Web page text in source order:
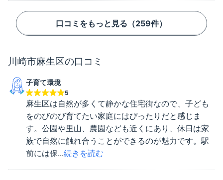
口コミをもっと見る（259件）
川崎市麻生区の口コミ
子育て環境
5
麻生区は自然が多くて静かな住宅街なので、子ども
をのびのび育てたい家庭にはぴったりだと感じま
す。公園や里山、農園なども近くにあり、休日は家
族で自然に触れ合うことができるのが魅力です。駅
前には保...続きを読む